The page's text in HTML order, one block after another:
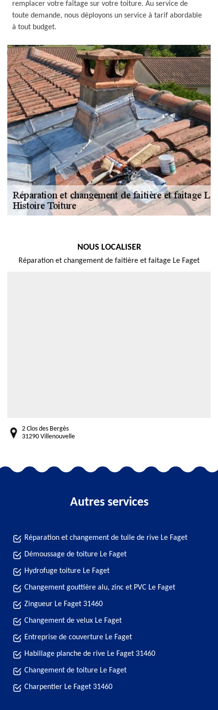
remplacer votre faîtage sur votre toiture. Au service de
toute demande, nous déployons un service à tarif abordable
à tout budget.
NOUS LOCALISER
Réparation et changement de faitière et faitage Le Faget
2 Clos des Bergès
31290 Villenouvelle
Autres services
Réparation et changement de tuile de rive Le Faget
Démoussage de toiture Le Faget
Hydrofuge toiture Le Faget
Changement gouttière alu, zinc et PVC Le Faget
Zingueur Le Faget 31460
Changement de velux Le Faget
Entreprise de couverture Le Faget
Habillage planche de rive Le Faget 31460
Changement de toiture Le Faget
Charpentier Le Faget 31460